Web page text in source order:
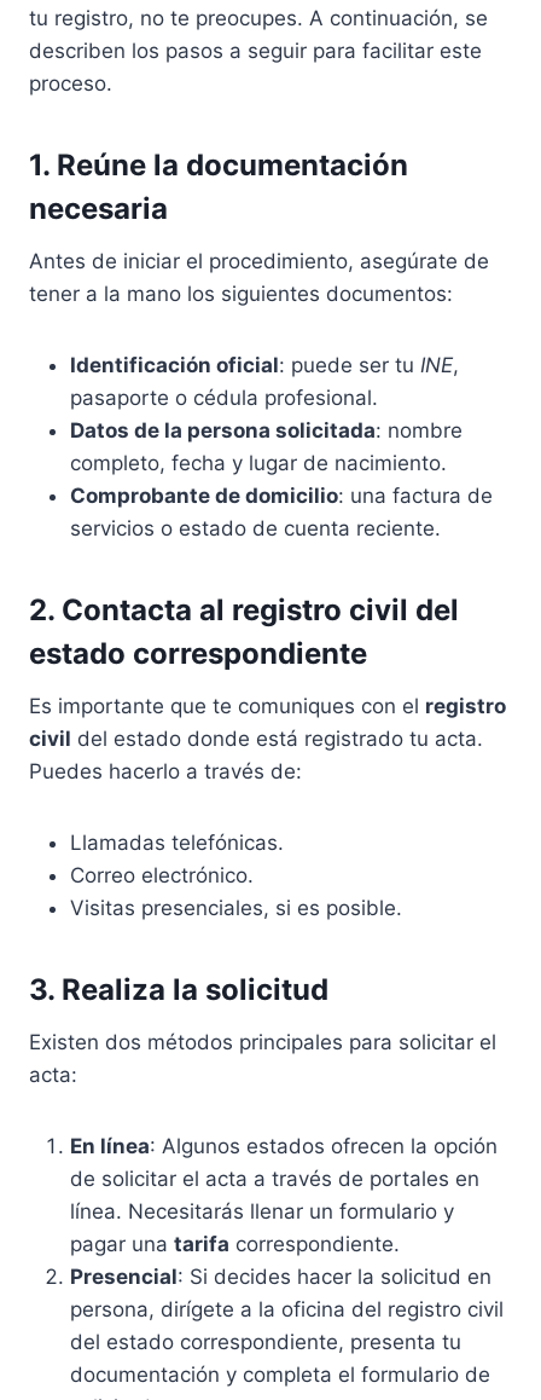
tu registro, no te preocupes. A continuación, se
describen los pasos a seguir para facilitar este
proceso.
1. Reúne la documentación
necesaria
Antes de iniciar el procedimiento, asegúrate de
tener a la mano los siguientes documentos:
Identificación oficial: puede ser tu INE,
pasaporte o cédula profesional.
Datos de la persona solicitada: nombre
completo, fecha y lugar de nacimiento.
Comprobante de domicilio: una factura de
servicios o estado de cuenta reciente.
2. Contacta al registro civil del
estado correspondiente
Es importante que te comuniques con el registro
civil del estado donde está registrado tu acta.
Puedes hacerlo a través de:
Llamadas telefónicas.
Correo electrónico.
Visitas presenciales, si es posible.
3. Realiza la solicitud
Existen dos métodos principales para solicitar el
acta:
En línea: Algunos estados ofrecen la opción
de solicitar el acta a través de portales en
línea. Necesitarás llenar un formulario y
pagar una tarifa correspondiente.
Presencial: Si decides hacer la solicitud en
persona, dirígete a la oficina del registro civil
del estado correspondiente, presenta tu
documentación y completa el formulario de